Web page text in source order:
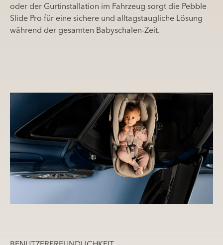
oder der Gurtinstallation im Fahrzeug sorgt die Pebble
Slide Pro für eine sichere und alltagstaugliche Lösung
während der gesamten Babyschalen-Zeit.